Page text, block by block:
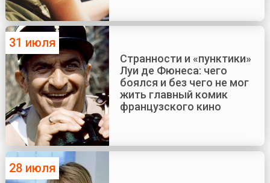
31 июля
Странности и «пунктики»
Луи де Фюнеса: чего
боялся и без чего не мог
жить главный комик
французского кино
28 июля